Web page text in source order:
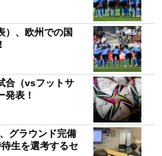
）、欧州での国
合（vsフットサ
発表！
グラウンド完備
生を選考するセ